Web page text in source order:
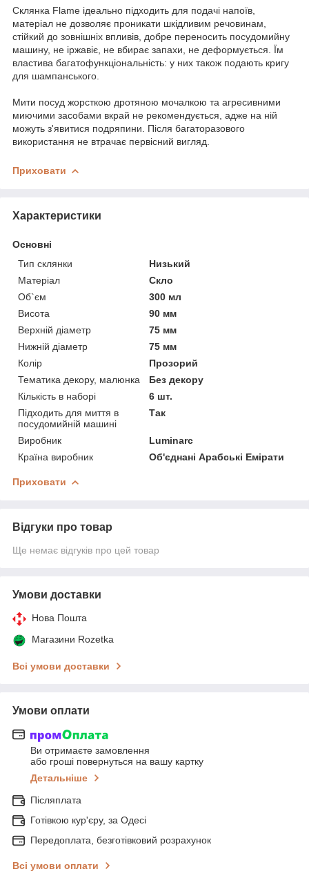
Склянка Flame ідеально підходить для подачі напоїв,
матеріал не дозволяє проникати шкідливим речовинам,
стійкий до зовнішніх впливів, добре переносить посудомийну
машину, не іржавіє, не вбирає запахи, не деформується. Їм
властива багатофункціональність: у них також подають кригу
для шампанського.
Мити посуд жорсткою дротяною мочалкою та агресивними
миючими засобами вкрай не рекомендується, адже на ній
можуть з'явитися подряпини. Після багаторазового
використання не втрачає первісний вигляд.
Приховати
Характеристики
Основні
Тип склянки
Низький
Матеріал
Скло
Об`єм
300 мл
Висота
90 мм
Верхній діаметр
75 мм
Нижній діаметр
75 мм
Колір
Прозорий
Тематика декору, малюнка
Без декору
Кількість в наборі
6 шт.
Підходить для миття в
посудомийній машині
Так
Виробник
Luminarc
Країна виробник
Об'єднані Арабські Емірати
Приховати
Відгуки про товар
Ще немає відгуків про цей товар
Умови доставки
Нова Пошта
Магазини Rozetka
Всі умови доставки
Умови оплати
Ви отримаєте замовлення
або гроші повернуться на вашу картку
Детальніше
Післяплата
Готівкою кур'єру, за Одесі
Передоплата, безготівковий розрахунок
Всі умови оплати